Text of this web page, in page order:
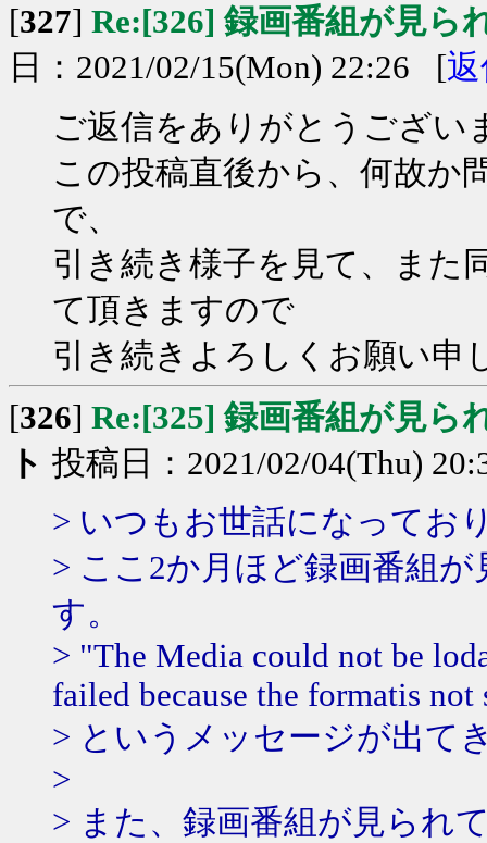
[327] Re:[326] 録画番組が見ら
日：2021/02/15(Mon) 22:26 [
ご返信をありがとうござい
この投稿直後から、何故か
で、
引き続き様子を見て、また
て頂きますので
引き続きよろしくお願い申
[326] Re:[325] 録画番組が見ら
ト 投稿日：2021/02/04(Thu)
> いつもお世話になってお
> ここ2か月ほど録画番組
す。
> "The Media could not be
failed because the formatis not
> というメッセージが出て
>
> また、録画番組が見られ